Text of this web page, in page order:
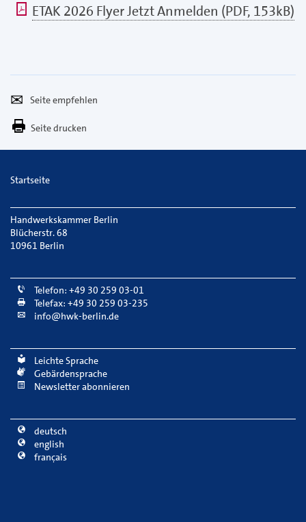
pdf ETAK 2026 Flyer Jetzt Anmelden (PDF, 153kB)
empfehlen
Per
E-
Seite drucken
Startseite
Handwerkskammer Berlin
Blücherstr. 68
10961 Berlin
Telefon: +49 30 259 03-01
Telefax: +49 30 259 03-235
info@hwk-berlin.de
Leichte Sprache
Gebärdensprache
Newsletter abonnieren
deutsch
english
français